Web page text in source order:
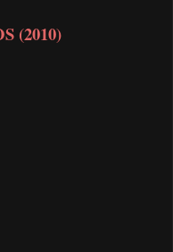
(2010)